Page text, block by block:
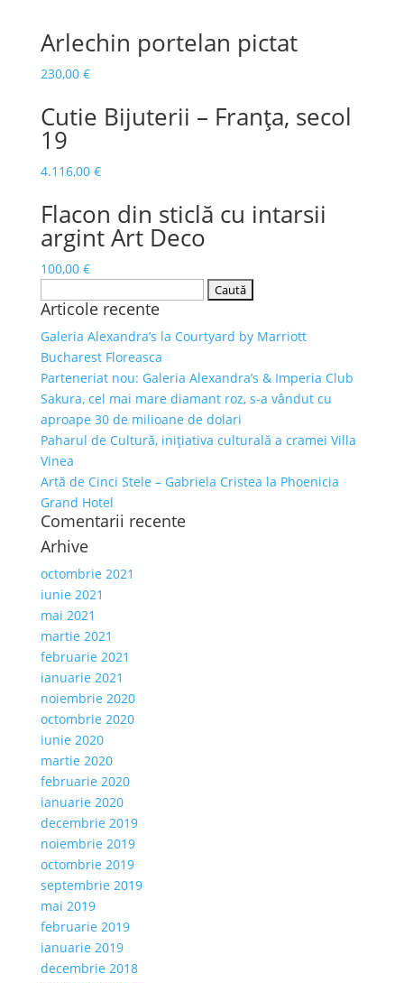
manual,
B.
Wicker
Arlechin portelan pictat
230,00 €
Cutie Bijuterii – Franța, secol
19
4.116,00 €
Flacon din sticlă cu intarsii
argint Art Deco
100,00 €
după:
Articole recente
Galeria Alexandra’s la Courtyard by Marriott
Bucharest Floreasca
Parteneriat nou: Galeria Alexandra’s & Imperia Club
Sakura, cel mai mare diamant roz, s-a vândut cu
aproape 30 de milioane de dolari
Paharul de Cultură, inițiativa culturală a cramei Villa
Vinea
Artă de Cinci Stele – Gabriela Cristea la Phoenicia
Grand Hotel
Comentarii recente
Arhive
octombrie 2021
iunie 2021
mai 2021
martie 2021
februarie 2021
ianuarie 2021
noiembrie 2020
octombrie 2020
iunie 2020
martie 2020
februarie 2020
ianuarie 2020
decembrie 2019
noiembrie 2019
octombrie 2019
septembrie 2019
mai 2019
februarie 2019
ianuarie 2019
decembrie 2018